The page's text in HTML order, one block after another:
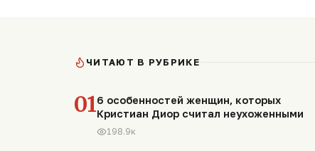
ЧИТАЮТ В РУБРИКЕ
016 особенностей женщин, которых
Кристиан Диор считал неухоженными
198.9к